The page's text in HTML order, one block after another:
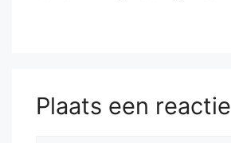
Plaats een reactie